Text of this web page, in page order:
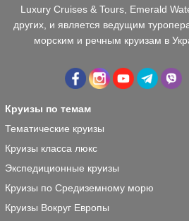
Luxury Cruises & Tours, Emerald
других, и является ведущим
морским и речным круизам в
Круизы по темам
Тематические круизы
Круизы класса люкс
Экспедиционные круизы
Круизы по Средиземному морю
Круизы Вокруг Европы